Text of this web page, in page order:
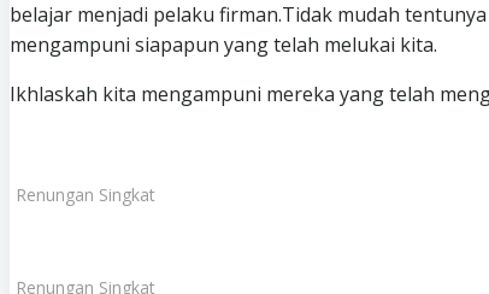
belajar menjadi pelaku firman.Tidak mudah
mengampuni siapapun yang telah melukai kita.
Ikhlaskah kita mengampuni mereka yang telah
Renungan Singkat
Renungan Singkat